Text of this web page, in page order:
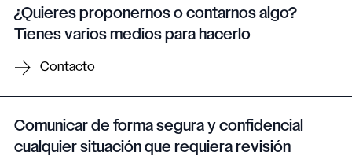
¿Quieres proponernos o contarnos algo?
Tienes varios medios para hacerlo
Contacto
Comunicar de forma segura y confidencial
cualquier situación que requiera revisión